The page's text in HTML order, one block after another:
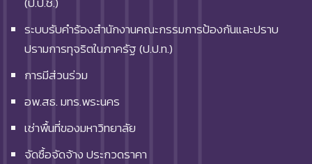
ระบบรับคำร้องสำนักงานคณะกรรมการป้องกันและปราบ
ปรามการทุจริตในภาครัฐ (ป.ป.ท.)
การมีส่วนร่วม
อพ.สธ. มทร.พระนคร
เช่าพื้นที่ของมหาวิทยาลัย
จัดซื้อจัดจ้าง ประกวดราคา